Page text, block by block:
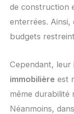
de construction
enterrées.
budgets
Cependant, leur
immobilière est
même durabilité
Néanmoins,